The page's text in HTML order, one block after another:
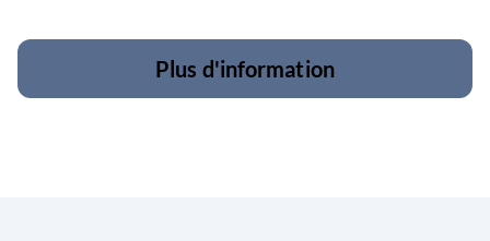
Plus d'information